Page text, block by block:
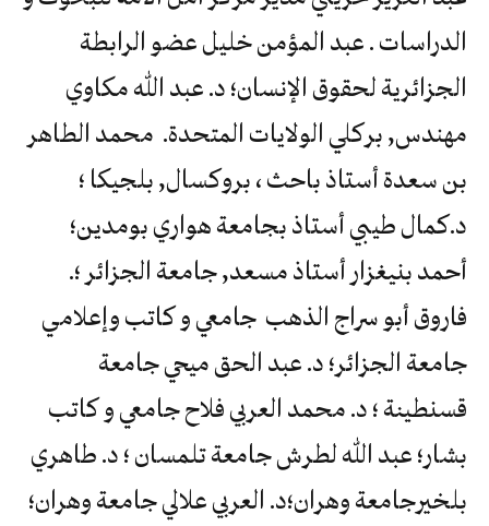
الدراسات . عبد المؤمن خليل عضو الرابطة
الجزائرية لحقوق الإنسان؛ د. عبد الله مكاوي
مهندس, بركلي الولايات المتحدة. محمد الطاهر
بن سعدة أستاذ باحث ، بروكسال, بلجيكا ؛
د.كمال طيبي أستاذ بجامعة هواري بومدين؛
أحمد بنيغزار أستاذ مسعد, جامعة الجزائر ؛.
فاروق أبو سراج الذهب جامعي و كاتب وإعلامي
جامعة الجزائر؛ د. عبد الحق ميحي جامعة
قسنطينة ؛ د. محمد العربي فلاح جامعي و كاتب
بشار؛ عبد الله لطرش جامعة تلمسان ؛ د. طاهري
بلخيرجامعة وهران؛د. العربي علالي جامعة وهران؛